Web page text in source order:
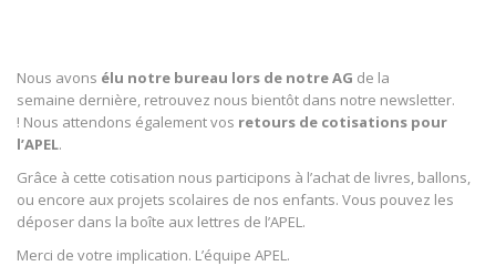
Nous avons élu notre bureau lors de notre AG de la
semaine dernière, retrouvez nous bientôt dans notre newsletter.
! Nous attendons également vos retours de cotisations pour
l’APEL.
Grâce à cette cotisation nous participons à l’achat de livres, ballons,
ou encore aux projets scolaires de nos enfants. Vous pouvez les
déposer dans la boîte aux lettres de l’APEL.
Merci de votre implication. L’équipe APEL.